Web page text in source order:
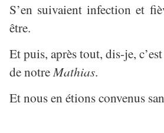
S’en suivaient infection et
être.
Et puis, après tout, dis-je,
de notreMathias.
Et nous en étions convenus